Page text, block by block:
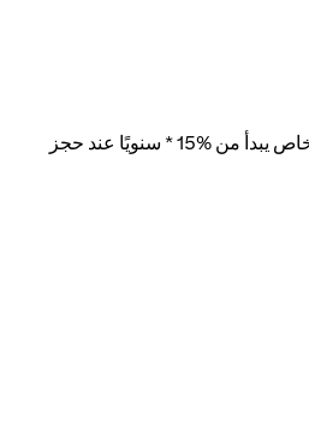
سعر فائدة مبدئي خاص يبدأ من %15 * سنويًا عند حجز